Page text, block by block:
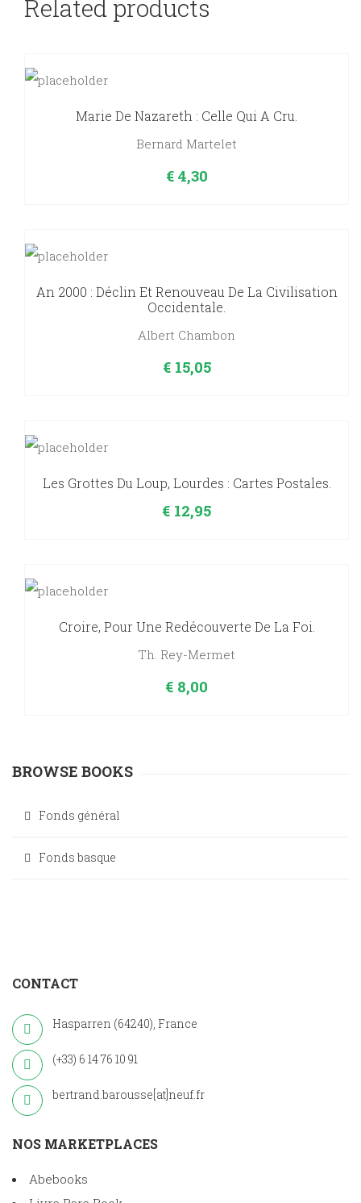
Related products
Marie De Nazareth : Celle Qui A Cru.
Bernard Martelet
€4,30
An 2000 : Déclin Et Renouveau De La Civilisation
Occidentale.
Albert Chambon
€15,05
Les Grottes Du Loup, Lourdes : Cartes Postales.
€ 12,95
Croire, Pour Une Redécouverte De La Foi.
Th. Rey-Mermet
€ 8,00
BROWSE BOOKS
Fonds général
Fonds basque
CONTACT
Hasparren (64240), France
(+33) 6 14 76 10 91
bertrand.barousse[at]neuf.fr
NOS MARKETPLACES
Abebooks